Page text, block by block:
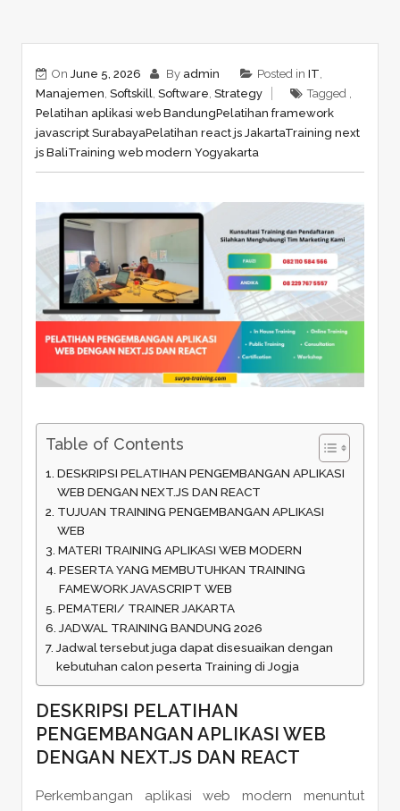
On June 5, 2026 By admin Posted in IT,
Manajemen, Softskill, Software, Strategy
Tagged ,
Pelatihan aplikasi web BandungPelatihan framework
javascript SurabayaPelatihan react js JakartaTraining next
js BaliTraining web modern Yogyakarta
Table of Contents
DESKRIPSI PELATIHAN PENGEMBANGAN APLIKASI
WEB DENGAN NEXT.JS DAN REACT
TUJUAN TRAINING PENGEMBANGAN APLIKASI
WEB
MATERI TRAINING APLIKASI WEB MODERN
PESERTA YANG MEMBUTUHKAN TRAINING
FAMEWORK JAVASCRIPT WEB
PEMATERI/ TRAINER JAKARTA
JADWAL TRAINING BANDUNG 2026
Jadwal tersebut juga dapat disesuaikan dengan
kebutuhan calon peserta Training di Jogja
DESKRIPSI PELATIHAN
PENGEMBANGAN APLIKASI WEB
DENGAN NEXT.JS DAN REACT
Perkembangan aplikasi web modern menuntut